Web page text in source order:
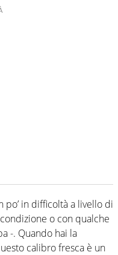
po’ in difficoltà a livello di
o con qualche
-. Quando hai la
calibro fresca è un